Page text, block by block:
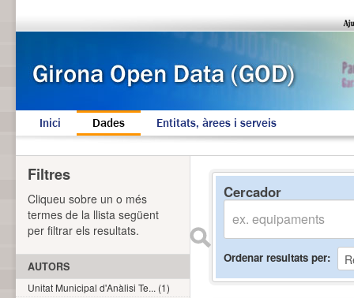
Inici Dades Entitats, àrees i serveis
Cercador
Ordenar resultats per
Filtres
Cliqueu sobre un o més
termes de la llista següent
per filtrar els resultats.
AUTORS
Unitat Municipal d'Anàlisi Te... (1)